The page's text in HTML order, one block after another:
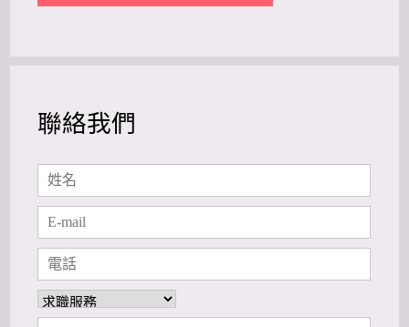
聯絡我們